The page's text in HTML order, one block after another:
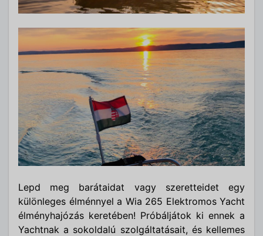
Lepd meg barátaidat vagy szeretteidet egy
különleges élménnyel a Wia 265 Elektromos Yacht
élményhajózás keretében! Próbáljátok ki ennek a
Yachtnak a sokoldalú szolgáltatásait, és kellemes